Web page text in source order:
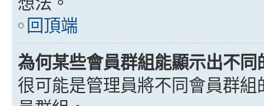
回頂端
為何某些會員群組能顯示出不同
很可能是管理員將不同會員群